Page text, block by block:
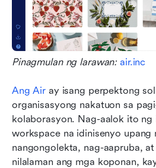
Pinagmulan ng larawan: air.inc
Ang Air ay isang perpektong
organisasyong nakatuon sa
kolaborasyon. Nag-aalok ito ng
workspace na idinisenyo upang
nangongolekta, nag-aapruba,
nilalaman ang mga koponan,